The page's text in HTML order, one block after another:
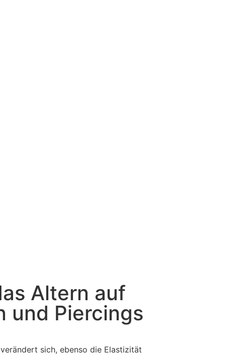
Altern auf
und Piercings
sich, ebenso die Elastizität